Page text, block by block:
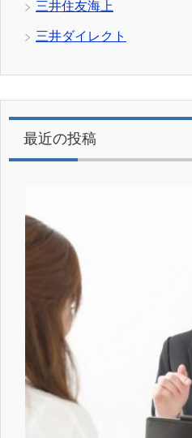
三井住友海上
三井ダイレクト
最近の投稿